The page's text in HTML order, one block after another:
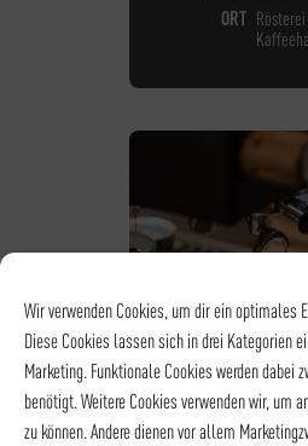
Wir verwenden Cookies, um dir ein optimales
Diese Cookies lassen sich in drei Kategorien
Marketing. Funktionale Cookies werden dabei
benötigt. Weitere Cookies verwenden wir, um
zu können. Andere dienen vor allem
ORT
KAFFEE - BARISTA